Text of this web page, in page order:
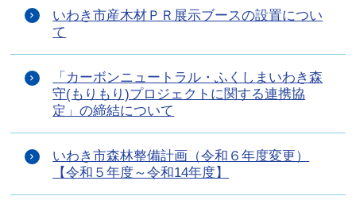
いわき市産木材ＰＲ展示ブースの設置につい
て
「カーボンニュートラル・ふくしまいわき森
守(もりもり)プロジェクトに関する連携協
定」の締結について
いわき市森林整備計画（令和６年度変更）
【令和５年度～令和14年度】